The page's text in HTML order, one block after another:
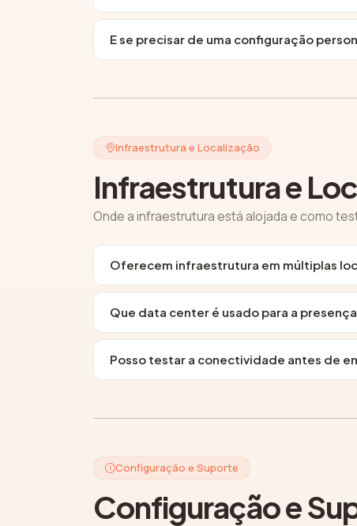
E se precisar de uma configuração
Infraestrutura e Localização
Infraestrutura e
Onde a infraestrutura está alojada e como
Oferecem infraestrutura em múltiplas
Que data center é usado para a
Posso testar a conectividade antes de
Configuração e Suporte
Configuração e